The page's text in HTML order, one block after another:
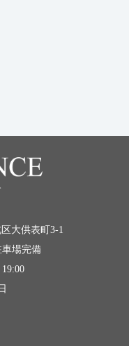
大供表町3-1
場完備